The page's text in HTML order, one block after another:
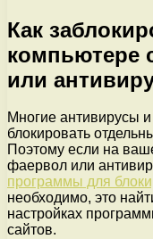
Как
компьютере
или
Многие антивирусы
блокировать
Поэтому если на
фаервол или
программы для
необходимо, это
настройках
сайтов.